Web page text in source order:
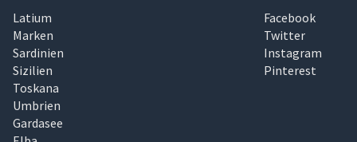
Latium
Marken
Sardinien
Sizilien
Toskana
Umbrien
Gardasee
Facebook
Twitter
Instagram
Pinterest